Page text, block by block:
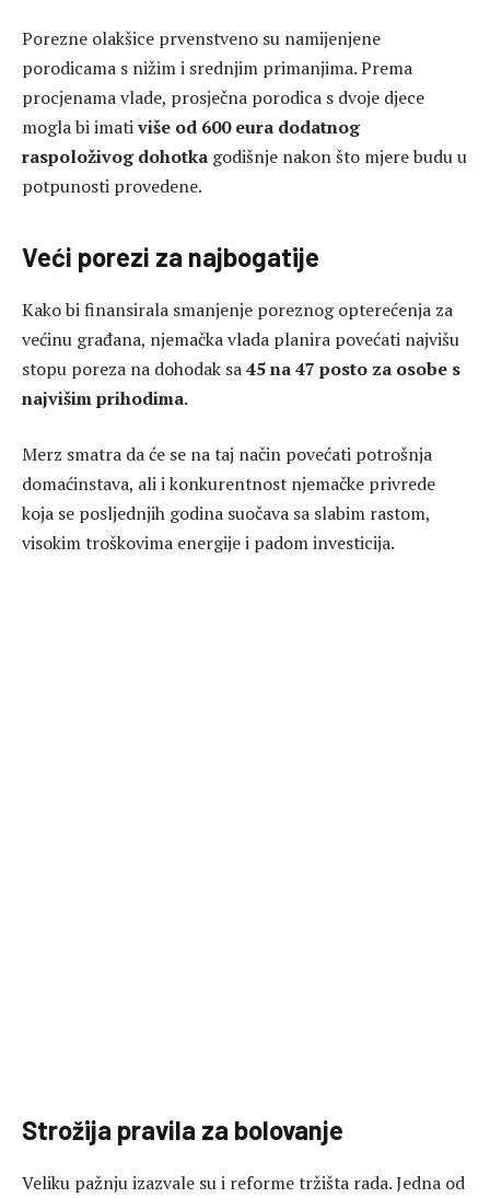
Porezne olakšice prvenstveno su namijenjene
porodicama s nižim i srednjim primanjima. Prema
procjenama vlade, prosječna porodica s dvoje djece
mogla bi imativiše od 600 eura dodatnog
raspoloživog dohotka godišnje nakon što mjere budu u
potpunosti provedene.
Veći porezi za najbogatije
Kako bi finansirala smanjenje poreznog opterećenja za
većinu građana, njemačka vlada planira povećati najvišu
stopu poreza na dohodak sa45 na 47 posto za osobe s
najvišim prihodima.
Merz smatra da će se na taj način povećati potrošnja
domaćinstava, ali i konkurentnost njemačke privrede
koja se posljednjih godina suočava sa slabim rastom,
visokim troškovima energije i padom investicija.
Strožija pravila za bolovanje
Veliku pažnju izazvale su i reforme tržišta rada. Jedna od